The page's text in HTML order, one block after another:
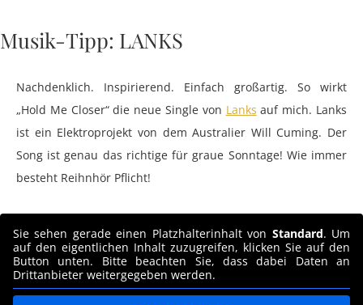
Musik-Tipp: LANKS
Nachdenklich. Inspirierend. Einfach großartig. So wirkt
„Hold Me Closer“ die neue Single von Lanks auf mich. Lanks
ist ein Elektroprojekt von dem Australier Will Cuming. Der
Song ist genau das richtige für graue Sonntage! Wie immer
besteht Reihnhör Pflicht!
Sie sehen gerade einen Platzhalterinhalt von Standard. Um
auf den eigentlichen Inhalt zuzugreifen, klicken Sie auf den
Button unten. Bitte beachten Sie, dass dabei Daten an
Drittanbieter weitergegeben werden.